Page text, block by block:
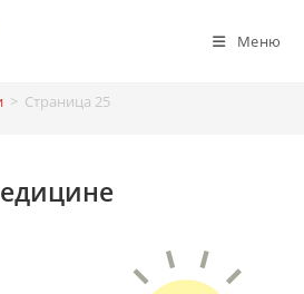
Меню
> Страница 25